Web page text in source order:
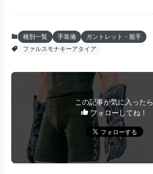
種別一覧 手装備
ガントレット・籠手
ファルスモナキーアタイア
この記事が気に入ったら
フォローしてね！